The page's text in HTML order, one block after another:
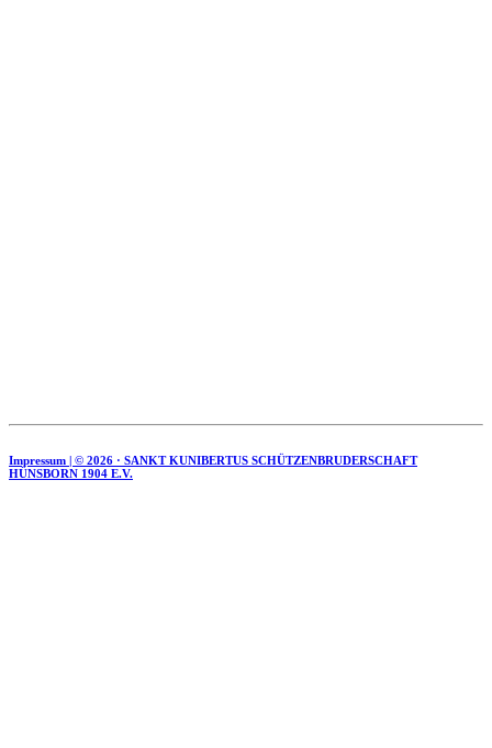
Impressum | © 2026 · SANKT KUNIBERTUS SCHÜTZENBRUDERSCHAFT
HÜNSBORN 1904 E.V.